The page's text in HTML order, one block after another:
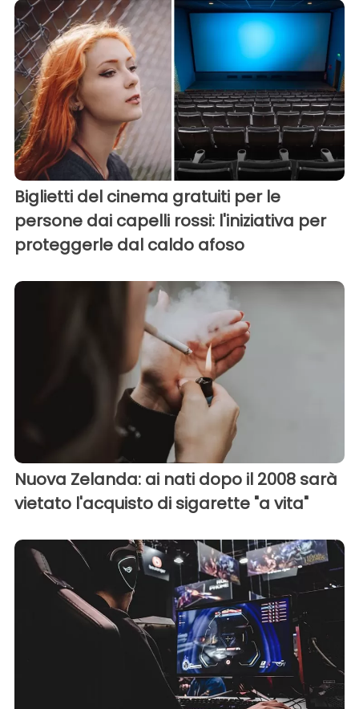
Biglietti del cinema gratuiti per le
persone dai capelli rossi: l'iniziativa per
proteggerle dal caldo afoso
Nuova Zelanda: ai nati dopo il 2008 sarà
vietato l'acquisto di sigarette "a vita"